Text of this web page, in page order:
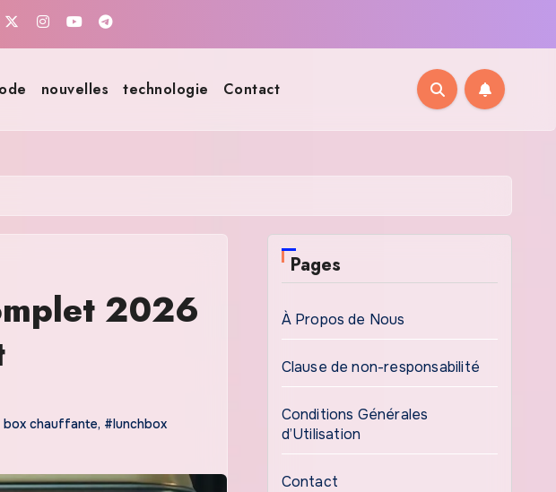
nouvelles technologie Contact
2026
box chauffante, #lunchbox
Pages
À Propos de Nous
Clause de non-responsabilité
Conditions Générales
d’Utilisation
Contact